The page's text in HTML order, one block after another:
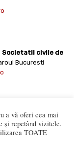
Societatii civile de
Bucuresti
a vă oferi cea mai
și repetând vizitele.
TOATE